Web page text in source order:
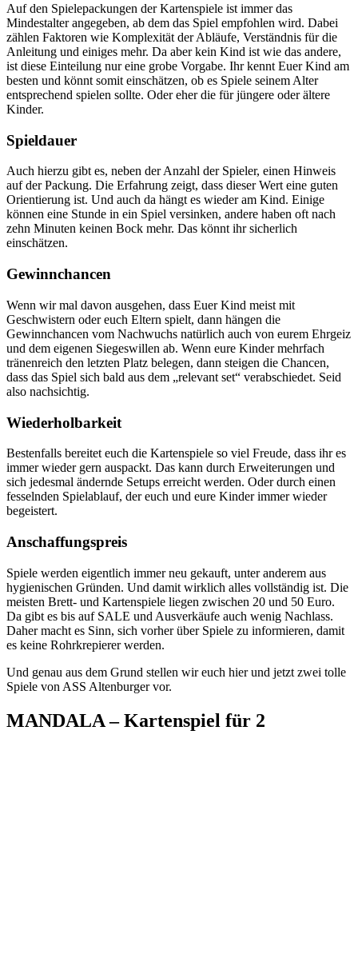
Auf den Spielepackungen der Kartenspiele ist immer das
Mindestalter angegeben, ab dem das Spiel empfohlen wird. Dabei
zählen Faktoren wie Komplexität der Abläufe, Verständnis für die
Anleitung und einiges mehr. Da aber kein Kind ist wie das andere,
ist diese Einteilung nur eine grobe Vorgabe. Ihr kennt Euer Kind am
besten und könnt somit einschätzen, ob es Spiele seinem Alter
entsprechend spielen sollte. Oder eher die für jüngere oder ältere
Kinder.
Spieldauer
Auch hierzu gibt es, neben der Anzahl der Spieler, einen Hinweis
auf der Packung. Die Erfahrung zeigt, dass dieser Wert eine guten
Orientierung ist. Und auch da hängt es wieder am Kind. Einige
können eine Stunde in ein Spiel versinken, andere haben oft nach
zehn Minuten keinen Bock mehr. Das könnt ihr sicherlich
einschätzen.
Gewinnchancen
Wenn wir mal davon ausgehen, dass Euer Kind meist mit
Geschwistern oder euch Eltern spielt, dann hängen die
Gewinnchancen vom Nachwuchs natürlich auch von eurem Ehrgeiz
und dem eigenen Siegeswillen ab. Wenn eure Kinder mehrfach
tränenreich den letzten Platz belegen, dann steigen die Chancen,
dass das Spiel sich bald aus dem „relevant set“ verabschiedet. Seid
also nachsichtig.
Wiederholbarkeit
Bestenfalls bereitet euch die Kartenspiele so viel Freude, dass ihr es
immer wieder gern auspackt. Das kann durch Erweiterungen und
sich jedesmal ändernde Setups erreicht werden. Oder durch einen
fesselnden Spielablauf, der euch und eure Kinder immer wieder
begeistert.
Anschaffungspreis
Spiele werden eigentlich immer neu gekauft, unter anderem aus
hygienischen Gründen. Und damit wirklich alles vollständig ist. Die
meisten Brett- und Kartenspiele liegen zwischen 20 und 50 Euro.
Da gibt es bis auf SALE und Ausverkäufe auch wenig Nachlass.
Daher macht es Sinn, sich vorher über Spiele zu informieren, damit
es keine Rohrkrepierer werden.
Und genau aus dem Grund stellen wir euch hier und jetzt zwei tolle
Spiele von ASS Altenburger vor.
MANDALA – Kartenspiel für 2